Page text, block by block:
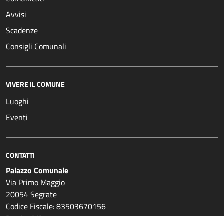
Avvisi
Scadenze
Consigli Comunali
VIVERE IL COMUNE
Luoghi
Eventi
CONTATTI
Palazzo Comunale
Via Primo Maggio
20054 Segrate
Codice Fiscale: 83503670156